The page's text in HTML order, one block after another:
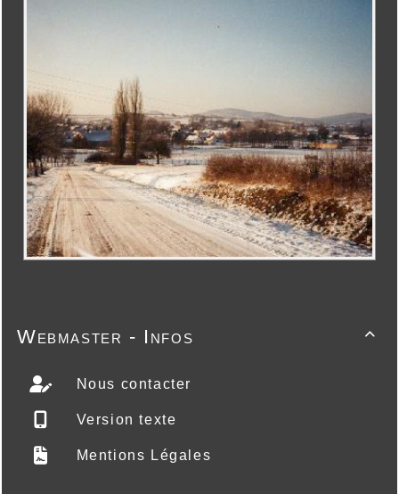

Webmaster - Infos
Nous contacter
Version texte
Mentions Légales